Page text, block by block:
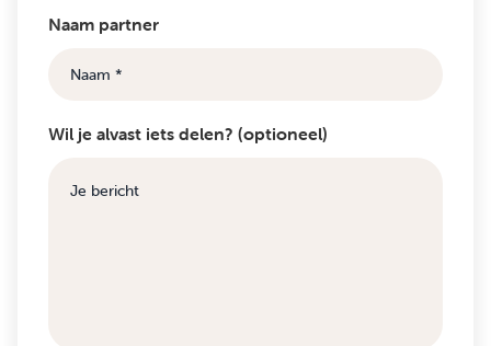
Naam partner
Wil je alvast iets delen? (optioneel)